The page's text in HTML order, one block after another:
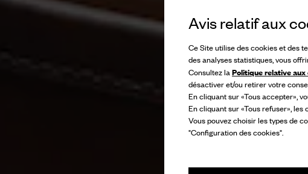
Avis relatif aux
Ce Site utilise des cookies et des
des analyses statistiques, vous
Consultez la Politique relative aux
désactiver et/ou retirer votre
En cliquant sur «Tous accepter»,
En cliquant sur «Tous refuser»,
Vous pouvez choisir les types de
"Configuration des cookies".